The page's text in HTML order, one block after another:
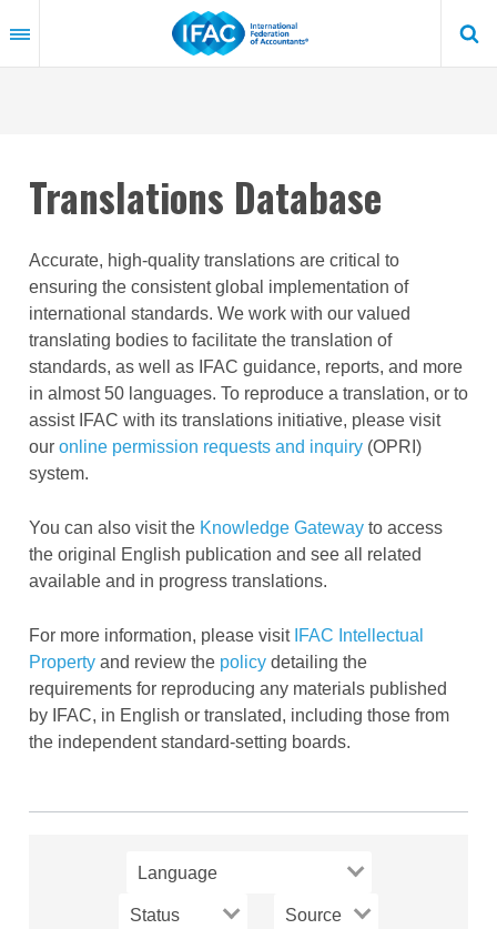
to
content
Translations Database
Accurate, high-quality translations are critical to
ensuring the consistent global implementation of
international standards. We work with our valued
translating bodies to facilitate the translation of
standards, as well as IFAC guidance, reports, and more
in almost 50 languages. To reproduce a translation, or to
assist IFAC with its translations initiative, please visit
our online permission requests and inquiry (OPRI)
system.
You can also visit the Knowledge Gateway to access
the original English publication and see all related
available and in progress translations.
For more information, please visit IFAC Intellectual
Property and review the policy detailing the
requirements for reproducing any materials published
by IFAC, in English or translated, including those from
the independent standard-setting boards.